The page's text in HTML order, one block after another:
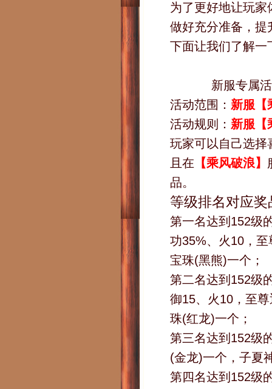
为了更好地让玩
做好充分准备，提
下面让我们了解一
新服专属
活动范围： 新服【
活动规则： 新服【
玩家可以自己选择
且在 【乘风破浪】
品。
等级排名对应奖
第一名达到152级
功35%、火10，
宝珠(黑熊)一个；
第二名达到152级
御15、火10，至
珠(红龙)一个；
第三名达到152级
(金龙)一个，子夏
第四名达到152级